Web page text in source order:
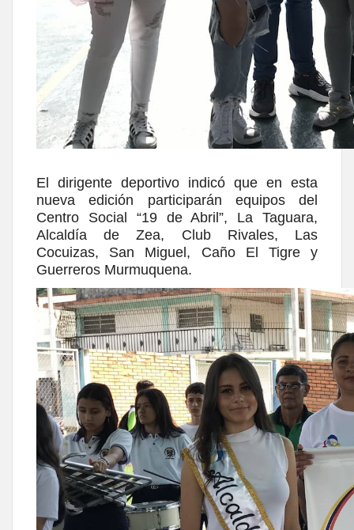
El dirigente deportivo indicó que en esta
nueva edición participarán equipos del
Centro Social “19 de Abril”, La Taguara,
Alcaldía de Zea, Club Rivales, Las
Cocuizas, San Miguel, Caño El Tigre y
Guerreros Murmuquena.